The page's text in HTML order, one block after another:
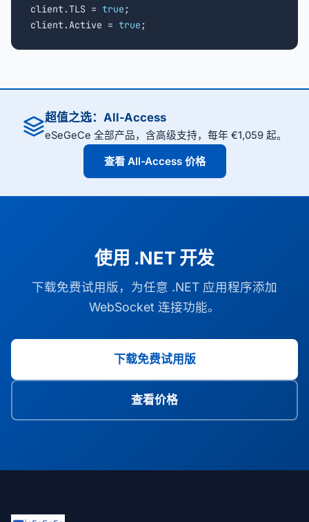
client.TLS = true ;
client.Active = true ;
超值之选：All-Access
eSeGeCe 全部产品，含高级支持，每年 €1,059 起。
查看 All-Access 价格
使用 .NET 开发
下载免费试用版，为任意 .NET 应用程序添加
WebSocket 连接功能。
下载免费试用版
查看价格